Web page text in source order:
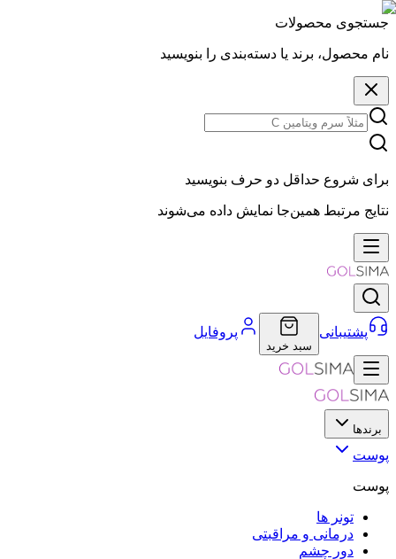
جستجوی محصولات
نام محصول، برند یا دسته‌بندی را بنویسید
برای شروع حداقل دو حرف بنویسید
نتایج مرتبط همین‌جا نمایش داده می‌شوند
پشتیبانی
سبد خرید
پروفایل
برندها
پوست
پوست
تونر ها
درمانی و مراقبتی
دور چشم